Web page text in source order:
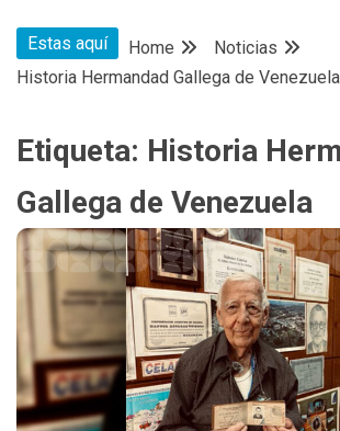
Estas aquí Home
Noticias
Historia Hermandad Gallega de Venezuela
Etiqueta: Historia
Gallega de Venezuela